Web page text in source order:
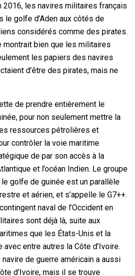
2016, les navires militaires français
le golfe d’Aden aux côtés de
considérés comme des pirates­­­­­­­­­.
montrait bien que les militaires
les papiers des navires
d’être des pirates, mais ne
de prendre entièrement le
pour non seulement mettre la
ressources pétrolières et
contrôler la voie maritime
de par son accès à la
et l’océan Indien. Le groupe
golfe de guinée est un parallèle
et aérien, et s’appelle le G7++.
naval de l’Occident en
sont déjà là, suite aux
que les États-Unis et la
avec entre autres la Côte d’Ivoire.
navire de guerre américain a aussi
d’Ivoire, mais il se trouve